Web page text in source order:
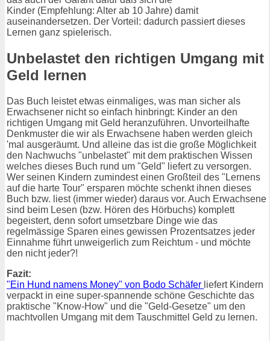
Kinder (Empfehlung: Alter ab 10 Jahre) damit
auseinandersetzen. Der Vorteil: dadurch passiert dieses
Lernen ganz spielerisch.
Unbelastet den richtigen Umgang mit
Geld lernen
Das Buch leistet etwas einmaliges, was man sicher als
Erwachsener nicht so einfach hinbringt: Kinder an den
richtigen Umgang mit Geld heranzuführen. Unvorteilhafte
Denkmuster die wir als Erwachsene haben werden gleich
'mal ausgeräumt. Und alleine das ist die große Möglichkeit
den Nachwuchs "unbelastet" mit dem praktischen Wissen
welches dieses Buch rund um "Geld" liefert zu versorgen.
Wer seinen Kindern zumindest einen Großteil des "Lernens
auf die harte Tour" ersparen möchte schenkt ihnen dieses
Buch bzw. liest (immer wieder) daraus vor. Auch Erwachsene
sind beim Lesen (bzw. Hören des Hörbuchs) komplett
begeistert, denn sofort umsetzbare Dinge wie das
regelmässige Sparen eines gewissen Prozentsatzes jeder
Einnahme führt unweigerlich zum Reichtum - und möchte
den nicht jeder?!
Fazit:
"Ein Hund namens Money" von Bodo Schäfer liefert Kindern
verpackt in eine super-spannende schöne Geschichte das
praktische "Know-How" und die "Geld-Gesetze" um den
machtvollen Umgang mit dem Tauschmittel Geld zu lernen.